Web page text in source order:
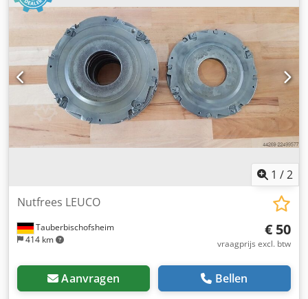
1 /2
Tauberbischofsheim
414 km
Nutfrees LEUCO
€ 50
vraagprijs excl. btw
Aanvragen Bellen